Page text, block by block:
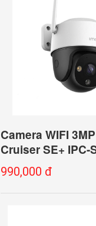
Camera WIFI
Cruiser SE+ IPC-
990,000 đ